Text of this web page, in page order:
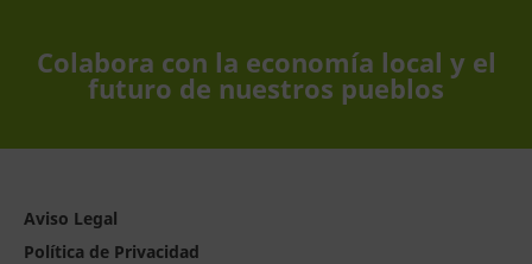
Colabora con la economía local y el
futuro de nuestros pueblos
Aviso Legal
Política de Privacidad